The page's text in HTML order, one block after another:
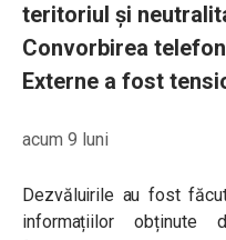
teritoriul și
Convorbirea
Externe a fost
acum 9 luni
Dezvăluirile au fost
informațiilor